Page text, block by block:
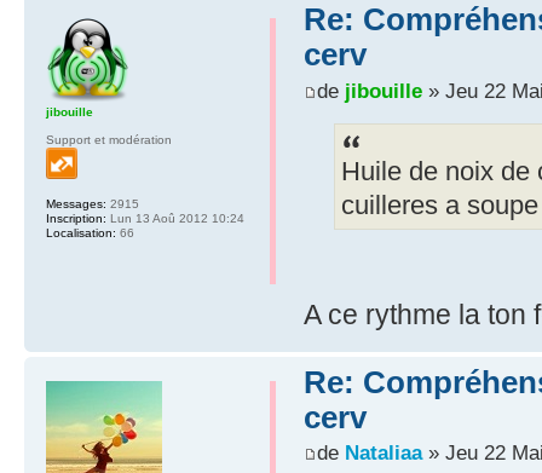
Re:
cerv
de jibouille» Jeu 22
Huile de noix de
cuilleres a
A ce rythme la ton
jibouille
Support et modération
Messages: 2915
Inscription: Lun 13 Aoû 2012 10:24
Localisation: 66
Re:
cerv
de Nataliaa» Jeu 22